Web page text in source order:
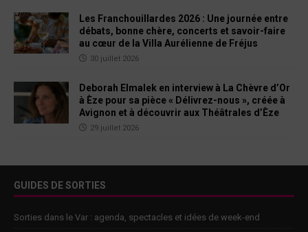
Les Franchouillardes 2026 : Une journée entre
débats, bonne chère, concerts et savoir-faire
au cœur de la Villa Aurélienne de Fréjus
30 juillet 2026
Deborah Elmalek en interview à La Chèvre d’Or
à Èze pour sa pièce « Délivrez-nous », créée à
Avignon et à découvrir aux Théâtrales d’Èze
29 juillet 2026
GUIDES DE SORTIES
Sorties dans le Var : agenda, spectacles et idées de week-end